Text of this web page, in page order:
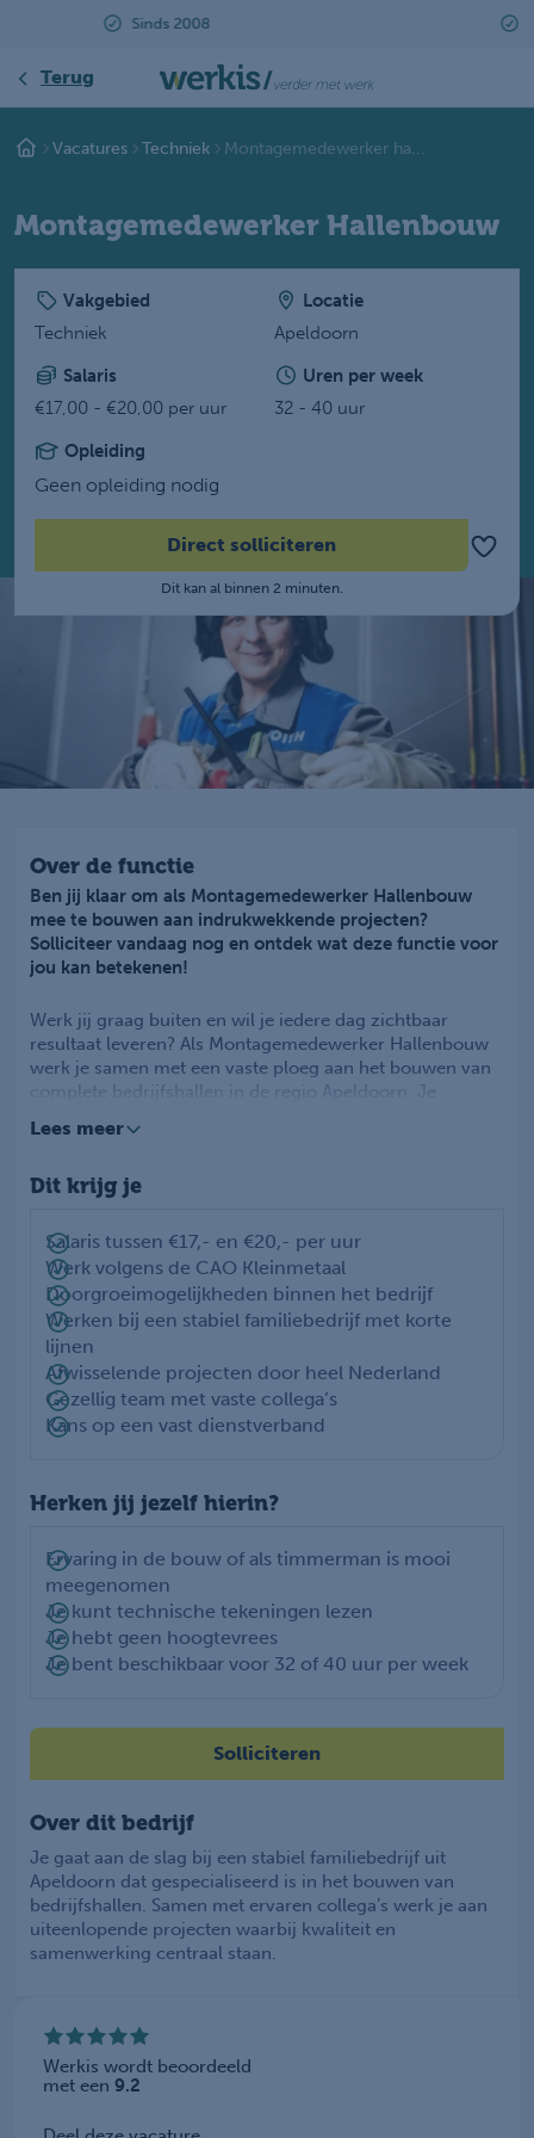
Beoordeeld met een 9.2
Terug
Vacatures Techniek Montagemedewerker ha...
Montagemedewerker Hallenbouw
Vakgebied
Techniek
Locatie
Apeldoorn
Salaris
€17,00 - €20,00 per uur
Uren per week
32 - 40 uur
Opleiding
Geen opleiding nodig
Direct solliciteren
Dit kan al binnen 2 minuten.
Over de functie
Ben jij klaar om als Montagemedewerker Hallenbouw
mee te bouwen aan indrukwekkende projecten?
Solliciteer vandaag nog en ontdek wat deze functie voor
jou kan betekenen!
Werk jij graag buiten en wil je iedere dag zichtbaar
resultaat leveren? Als Montagemedewerker Hallenbouw
werk je samen met een vaste ploeg aan het bouwen van
complete bedrijfshallen in de regio Apeldoorn. Je
en werkt vanaf technische tekeningen. Geen project is
komt terecht in een hecht team waar samenwerken
te ontwikkelen binnen de hallenbouw.
Lees meer
Dit krijg je
Salaris tussen €17,- en €20,- per uur
Werk volgens de CAO Kleinmetaal
Doorgroeimogelijkheden binnen het bedrijf
Werken bij een stabiel familiebedrijf met korte
lijnen
Afwisselende projecten door heel Nederland
Gezellig team met vaste collega’s
Kans op een vast dienstverband
Herken jij jezelf hierin?
Ervaring in de bouw of als timmerman is mooi
meegenomen
Je kunt technische tekeningen lezen
Je hebt geen hoogtevrees
Je bent beschikbaar voor 32 of 40 uur per week
Solliciteren
Over dit bedrijf
Je gaat aan de slag bij een stabiel familiebedrijf uit
Apeldoorn dat gespecialiseerd is in het bouwen van
bedrijfshallen. Samen met ervaren collega’s werk je aan
uiteenlopende projecten waarbij kwaliteit en
samenwerking centraal staan.
Werkis wordt beoordeeld
met een 9.2